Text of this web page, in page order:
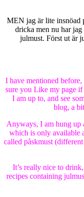
MEN jag är lite insnöad
dricka men nu har jag
julmust. Först ut är
I have mentioned
sure you Like my page if
I am up to, and see
blog, a
Anyways, I am hung up
which is only available
called påskmust
It’s really nice to
recipes containing